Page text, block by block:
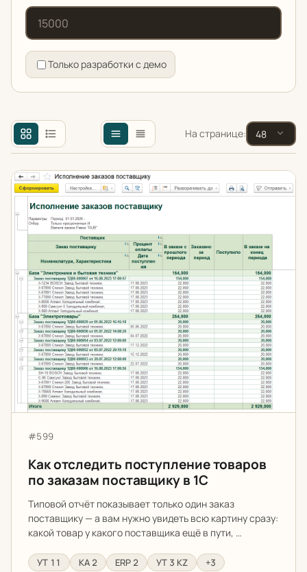
Только разработки с демо
На странице:
Как отследить поступление товаров по заказам
Артикул:
#599
Как отследить поступление товаров
по заказам поставщику в 1С
Типовой отчёт показывает только один заказ
поставщику — а вам нужно увидеть всю картину сразу:
какой товар у какого поставщика ещё в пути, …
УТ 11 КА 2 ERP 2 УТ 3 KZ +3